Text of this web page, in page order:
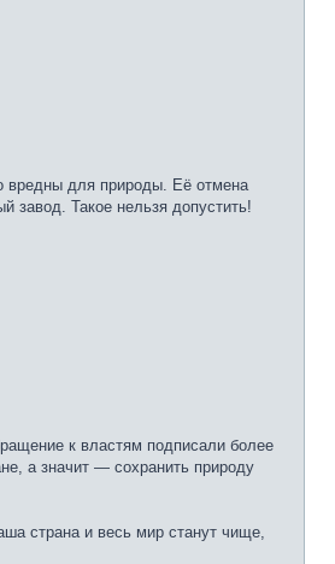
вредны для природы. Её отмена
завод. Такое нельзя допустить!
к властям подписали более
а значит — сохранить природу
страна и весь мир станут чище,